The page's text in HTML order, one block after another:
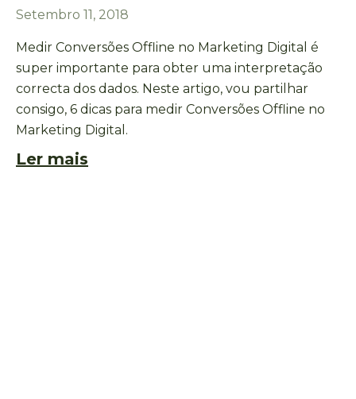
Setembro 11, 2018
Medir Conversões Offline no Marketing Digital é
super importante para obter uma interpretação
correcta dos dados. Neste artigo, vou partilhar
consigo, 6 dicas para medir Conversões Offline no
Marketing Digital.
Ler mais